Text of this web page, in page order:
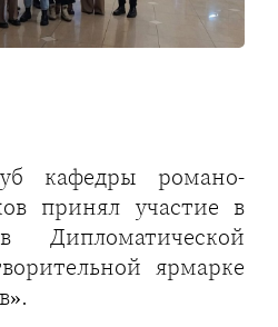
кафедры романо-
принял участие в
Дипломатической
ярмарке